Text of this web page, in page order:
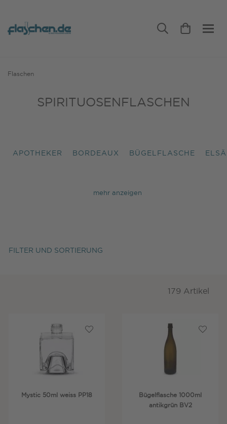
Flaschen
SPIRITUOSENFLASCHEN
APOTHEKER BORDEAUX BÜGELFLASCHE
FILTER UND SORTIERUNG
179 Artikel
Mystic 50ml weiss PP18
Bügelflasche 1000ml
antikgrün BV2